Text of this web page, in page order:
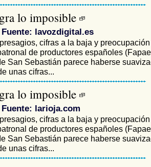
lo imposible
Fuente: lavozdigital.es
cifras a la baja y
de productores españoles
San Sebastián parece haberse
unas cifras...
lo imposible
Fuente: larioja.com
cifras a la baja y
de productores españoles
San Sebastián parece haberse
unas cifras...